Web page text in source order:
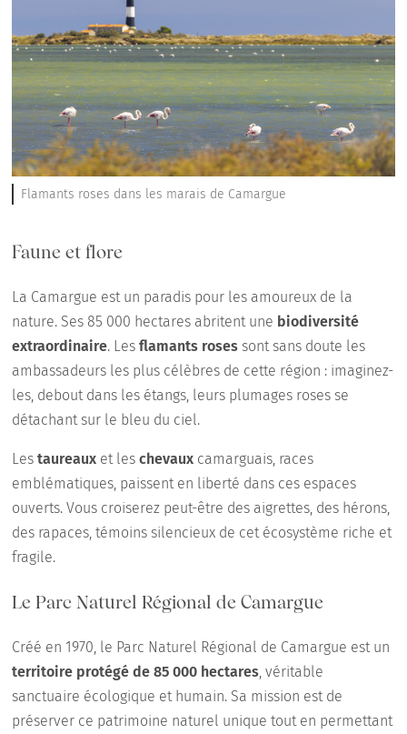
Flamants roses dans les marais de Camargue
Faune et flore
La Camargue est un paradis pour les amoureux de la
nature. Ses 85 000 hectares abritent une biodiversité
extraordinaire. Lesflamants roses sont sans doute les
ambassadeurs les plus célèbres de cette région : imaginez-
les, debout dans les étangs, leurs plumages roses se
détachant sur le bleu du ciel.
Lestaureaux et leschevaux camarguais, races
emblématiques, paissent en liberté dans ces espaces
ouverts. Vous croiserez peut-être des aigrettes, des hérons,
des rapaces, témoins silencieux de cet écosystème riche et
fragile.
Le Parc Naturel Régional de Camargue
Créé en 1970, le Parc Naturel Régional de Camargue est un
territoire protégé de 85 000 hectares, véritable
sanctuaire écologique et humain. Sa mission est de
préserver ce patrimoine naturel unique tout en permettant